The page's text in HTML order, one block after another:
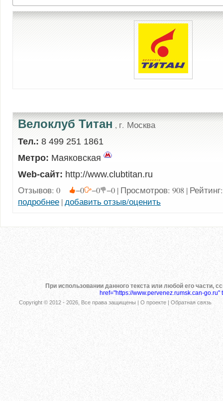
Велоклуб Титан , г. Москва
Тел.: 8 499 251 1861
Метро: Маяковская
Web-сайт: http://www.clubtitan.ru
Отзывов: 0 −0 −0 −0 | Просмотров: 908 |
подробнее |добавить отзыв/оценить
При использовании данного текста или любой его части,
href="https://www.pervenez.rumsk.can-go.ru"
Copyright © 2012 - 2026 , Все права защищены | О проекте | Обратная связь